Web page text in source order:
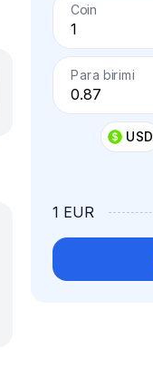
Coin
Para birimi
USD
1 EUR